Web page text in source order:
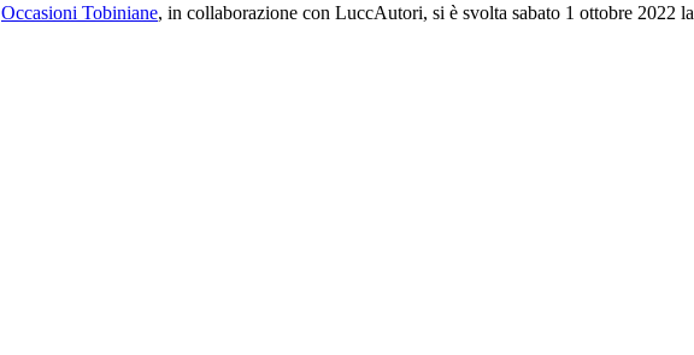
Occasioni Tobiniane, in collaborazione con LuccAutori, si è svolta sabato 1 ottobre 2022 la